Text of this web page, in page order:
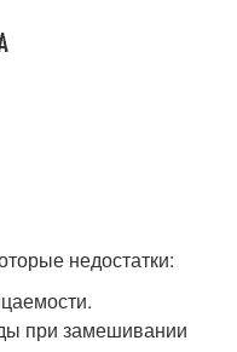
недостатки:
при замешивании